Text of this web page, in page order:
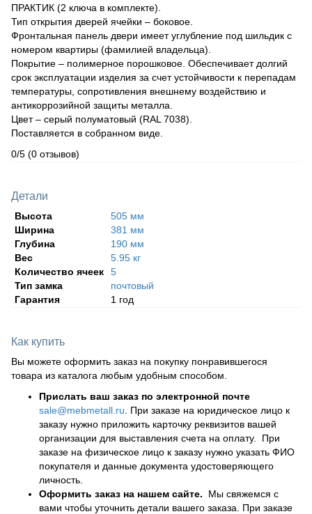
ПРАКТИК (2 ключа в комплекте).
Тип открытия дверей ячейки – боковое.
Фронтальная панель двери имеет углубление под шильдик с
номером квартиры (фамилией владельца).
Покрытие – полимерное порошковое. Обеспечивает долгий
срок эксплуатации изделия за счет устойчивости к перепадам
температуры, сопротивления внешнему воздействию и
антикоррозийной защиты металла.
Цвет – серый полуматовый (RAL 7038).
Поставляется в собранном виде.
0/5 (0 отзывов)
Детали
Высота
505 мм
Ширина
381 мм
Глубина
190 мм
Вес
5.95 кг
Количество ячеек
5
Тип замка
почтовый
Гарантия
1 год
Как купить
Вы можете оформить заказ на покупку понравившегося
товара из каталога любым удобным способом.
Прислать ваш заказ по электронной почте
sale@mebmetall.ru . При заказе на юридическое лицо к
заказу нужно приложить карточку реквизитов вашей
организации для выставления счета на оплату. При
заказе на физическое лицо к заказу нужно указать ФИО
покупателя и данные документа удостоверяющего
личность.
Оформить заказ на нашем сайте. Мы свяжемся с
вами чтобы уточнить детали вашего заказа. При заказе